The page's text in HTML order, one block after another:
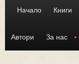
Начало Книги
Автори За нас